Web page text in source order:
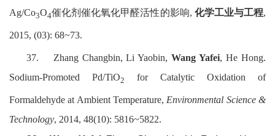
Ag/Co3O4催化剂催化氧化甲醛活性的影响, 化学工业与工程,
2015, (03): 68~73.
37. Zhang Changbin, Li Yaobin,Wang Yafei, He Hong.
Sodium-Promoted Pd/TiO2 for Catalytic Oxidation of
Formaldehyde at Ambient Temperature, Environmental Science &
Technology, 2014, 48(10): 5816~5822.